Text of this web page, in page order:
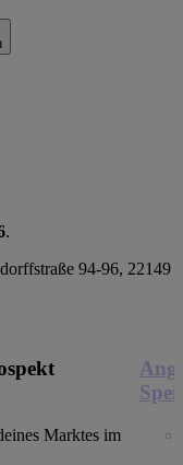
.
94-96, 22149
Marktes im